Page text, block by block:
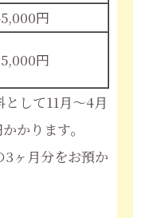
円
円
して11月～4月
かります。
ヶ月分をお預か